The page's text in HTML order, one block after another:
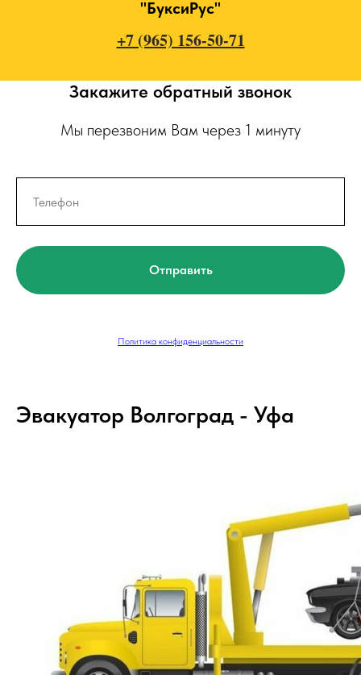
"БуксиРус"
+7 (965) 156-50-71
Закажите обратный звонок
Мы перезвоним Вам через 1 минуту
Отправить
Политика конфиденциальности
Эвакуатор Волгоград - Уфа